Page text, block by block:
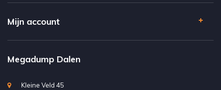
Mijn account
Megadump Dalen
Kleine Veld 45